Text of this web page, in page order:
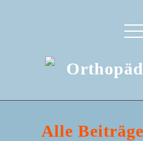
Alle